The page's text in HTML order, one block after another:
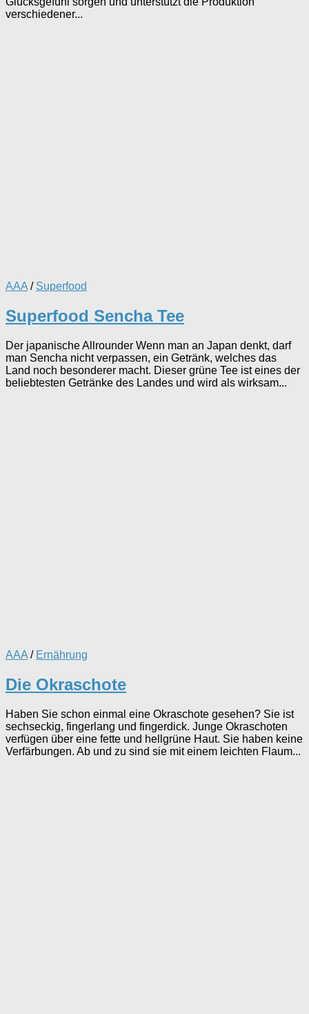
verschiedener...
AAA / Superfood
Superfood Sencha Tee
Der japanische Allrounder Wenn man an Japan denkt, darf
man Sencha nicht verpassen, ein Getränk, welches das
Land noch besonderer macht. Dieser grüne Tee ist eines der
beliebtesten Getränke des Landes und wird als wirksam...
AAA / Ernährung
Die Okraschote
Haben Sie schon einmal eine Okraschote gesehen? Sie ist
sechseckig, fingerlang und fingerdick. Junge Okraschoten
verfügen über eine fette und hellgrüne Haut. Sie haben keine
Verfärbungen. Ab und zu sind sie mit einem leichten Flaum...